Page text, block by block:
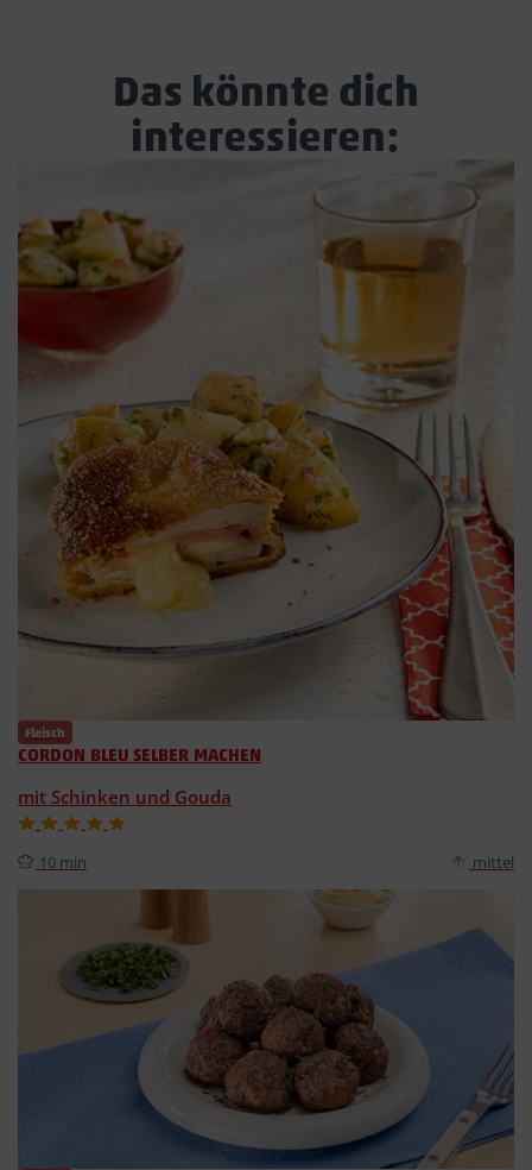
Das könnte dich
interessieren:
Fleisch
CORDON BLEU SELBER MACHEN
mit Schinken und Gouda
10 min mittel